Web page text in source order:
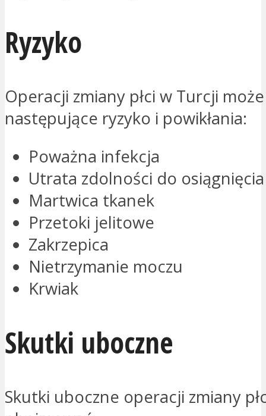
Ryzyko
Operacji zmiany płci w Turcji
następujące ryzyko i powikłania:
Poważna infekcja
Utrata zdolności do
Martwica tkanek
Przetoki jelitowe
Zakrzepica
Nietrzymanie moczu
Krwiak
Skutki uboczne
Skutki uboczne operacji zmiany